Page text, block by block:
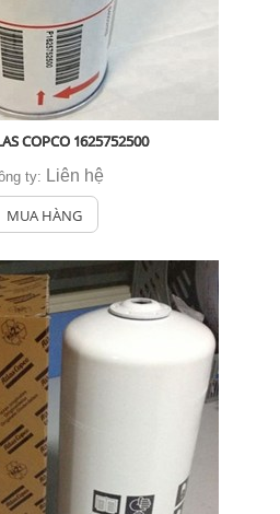
COPCO 1625752500
ty: Liên hệ
MUA HÀNG